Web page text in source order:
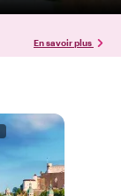
En savoir plus